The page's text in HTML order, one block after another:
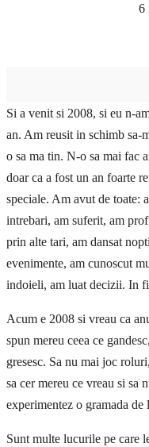
6
Si a venit si 2008, si eu n-
an. Am reusit in schimb sa-
o sa ma tin. N-o sa mai fac
doar ca a fost un an foarte
speciale. Am avut de toate:
intrebari, am suferit, am
prin alte tari, am dansat
evenimente, am cunoscut
indoieli, am luat decizii. In
Acum e 2008 si vreau ca
spun mereu ceea ce
gresesc. Sa nu mai joc
sa cer mereu ce vreau si sa
experimentez o gramada
Sunt multe lucurile pe care